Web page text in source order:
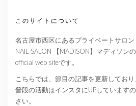
このサイトについて
名古屋市西区にあるプライベートサロン
NAIL SALON 【MADISON】マディソンの
official web siteです。
こちらでは、節目の記事を更新しており
普段の活動はインスタにUPしています
さい。